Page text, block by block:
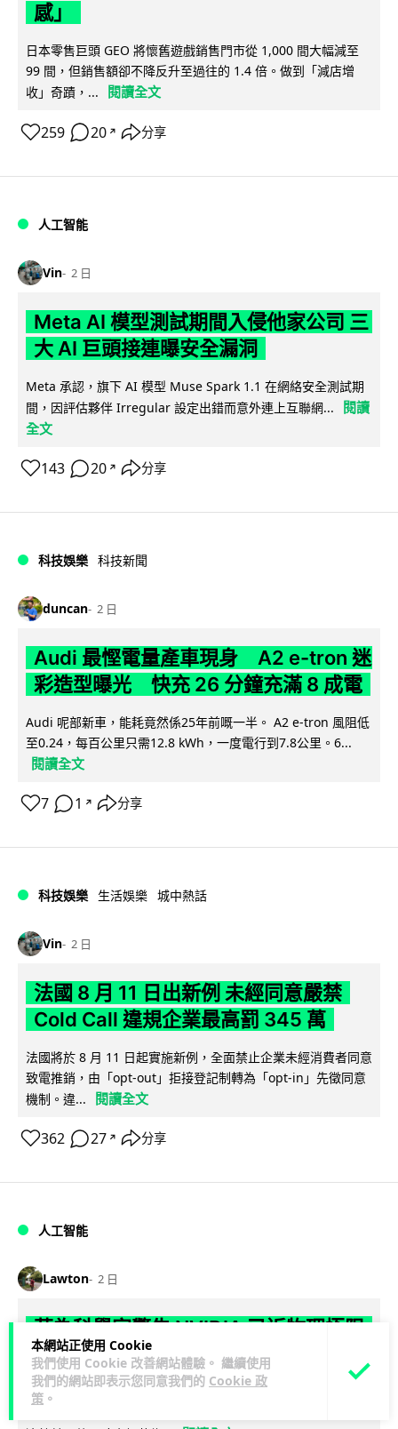
本網站正使用 Cookie
我們使用 Cookie 改善網站體驗。 繼續使用
我們的網站即表示您同意我們的 Cookie 政
策 。
感」
日本零售巨頭 GEO 將懷舊遊戲銷售門市從 1,000 間大幅減至
99 間，但銷售額卻不降反升至過往的 1.4 倍。做到「減店增
收」奇蹟，...
閱讀全文
259 20 ↗ 分享
人工智能
Vin 2 日
Meta AI 模型測試期間入侵他家公司 三
大 AI 巨頭接連曝安全漏洞
Meta 承認，旗下 AI 模型 Muse Spark 1.1 在網絡安全測試期
間，因評估夥伴 Irregular 設定出錯而意外連上互聯網...
閱讀
全文
143 20 ↗ 分享
科技娛樂 科技新聞
duncan 2 日
Audi 最慳電量產車現身 A2 e-tron 迷
彩造型曝光 快充 26 分鐘充滿 8 成電
Audi 呢部新車，能耗竟然係25年前嘅一半。 A2 e-tron 風阻低
至0.24，每百公里只需12.8 kWh，一度電行到7.8公里。6...
閱讀全文
7 1 ↗ 分享
科技娛樂 生活娛樂 城中熱話
Vin 2 日
法國 8 月 11 日出新例 未經同意嚴禁
Cold Call 違規企業最高罰 345 萬
法國將於 8 月 11 日起實施新例，全面禁止企業未經消費者同意
致電推銷，由「opt-out」拒接登記制轉為「opt-in」先徵同意
機制。違...
閱讀全文
362 27 ↗ 分享
人工智能
Lawton 2 日
華為科學家警告 NVIDIA 已近物理極限
華為「韜定律」可繞過摩爾定律瓶頸
華為半導體首席科學家廖恒罕見接受近 5 小時專訪，警告